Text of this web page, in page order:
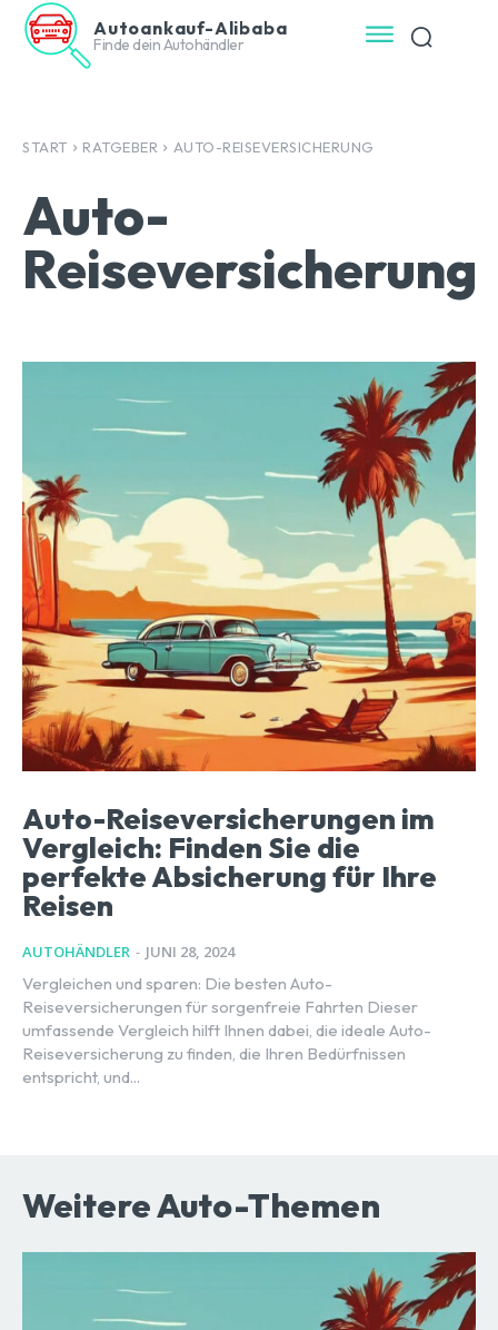
Autoankauf-Alibaba
Finde dein Autohändler
START RATGEBER AUTO-REISEVERSICHERUNG
Auto-
Reiseversicherung
Auto-Reiseversicherungen im
Vergleich: Finden Sie die
perfekte Absicherung für Ihre
Reisen
AUTOHÄNDLER - JUNI 28, 2024
Vergleichen und sparen: Die besten Auto-
Reiseversicherungen für sorgenfreie Fahrten Dieser
umfassende Vergleich hilft Ihnen dabei, die ideale Auto-
Reiseversicherung zu finden, die Ihren Bedürfnissen
entspricht, und...
Weitere Auto-Themen